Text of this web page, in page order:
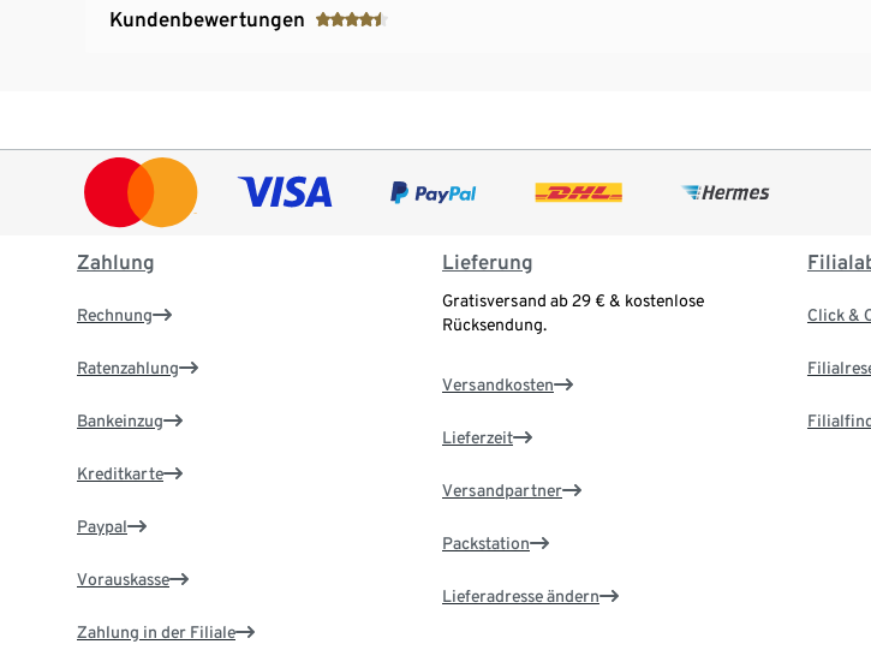
Kundenbewertungen
Zahlung
Rechnung
Ratenzahlung
Bankeinzug
Kreditkarte
Paypal
Vorauskasse
Zahlung in der Filiale
Lieferung
Gratisversand ab 29 € & kostenlose
Rücksendung.
Versandkosten
Lieferzeit
Versandpartner
Packstation
Lieferadresse ändern
Click &